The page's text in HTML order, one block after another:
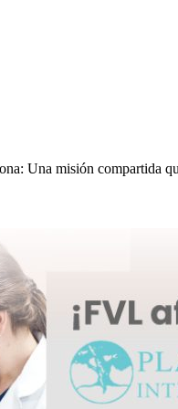
Una misión compartida